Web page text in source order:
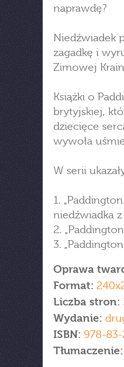
naprawdę?
Niedźwiadek
zagadkę i
Zimowej
Książki o
brytyjskiej,
dziecięce
wywoła
W serii
1.
niedźwiadka z
2.
3.
Oprawa
Format:
Liczba stron:
Wydanie:
ISBN: 978-
Tłumaczenie: